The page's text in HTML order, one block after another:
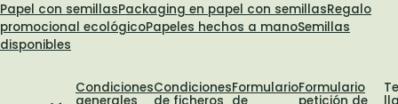
Papel con semillasPackaging en papel con semillasRegalo
promocional ecológicoPapeles hechos a manoSemillas
disponibles
CondicionesCondicionesFormularioFormulario Te